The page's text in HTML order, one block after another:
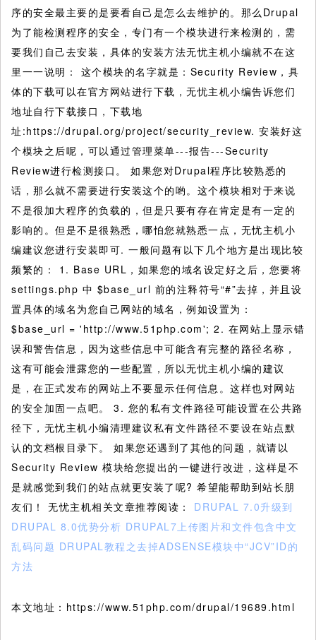
序的安全最主要的是要看自己是怎么去维护的。那么Drupal
为了能检测程序的安全，专门有一个模块进行来检测的，需
要我们自己去安装，具体的安装方法无忧主机小编就不在这
里一一说明：
这个模块的名字就是：Security Review，具
体的下载可以在官方网站进行下载，无忧主机小编告诉您们
地址自行下载接口，下载地
址:https://drupal.org/project/security_review. 安装好这
个模块之后呢，可以通过管理菜单---报告---Security
Review进行检测接口。 如果您对Drupal程序比较熟悉的
话，那么就不需要进行安装这个的哟。这个模块相对于来说
不是很加大程序的负载的，但是只要有存在肯定是有一定的
影响的。但是不是很熟悉，哪怕您就熟悉一点，无忧主机小
编建议您进行安装即可. 一般问题有以下几个地方是出现比较
频繁的： 1. Base URL，如果您的域名设定好之后，您要将
settings.php 中 $base_url 前的注释符号“#”去掉，并且设
置具体的域名为您自己网站的域名，例如设置为：
$base_url = 'http://www.51php.com'; 2. 在网站上显示错
误和警告信息，因为这些信息中可能含有完整的路径名称，
这有可能会泄露您的一些配置，所以无忧主机小编的建议
是，在正式发布的网站上不要显示任何信息。这样也对网站
的安全加固一点吧。 3. 您的私有文件路径可能设置在公共路
径下，无忧主机小编清理建议私有文件路径不要设在站点默
认的文档根目录下。 如果您还遇到了其他的问题，就请以
Security Review 模块给您提出的一键进行改进，这样是不
是就感觉到我们的站点就更安装了呢? 希望能帮助到站长朋
友们！ 无忧主机相关文章推荐阅读： DRUPAL 7.0升级到
DRUPAL 8.0优势分析 DRUPAL7上传图片和文件包含中文
乱码问题 DRUPAL教程之去掉ADSENSE模块中“JCV”ID的
方法
本文地址：https://www.51php.com/drupal/19689.html